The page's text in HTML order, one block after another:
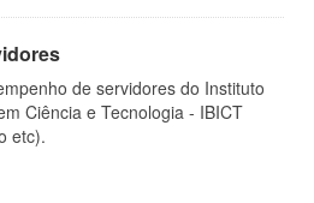
de servidores do Instituto
Ciência e Tecnologia - IBICT
etc).